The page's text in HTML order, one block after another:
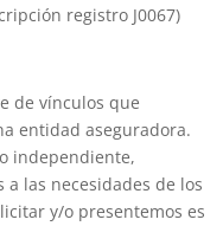
registro J0067)
de vínculos que
entidad aseguradora.
independiente,
las necesidades de los
y/o presentemos es